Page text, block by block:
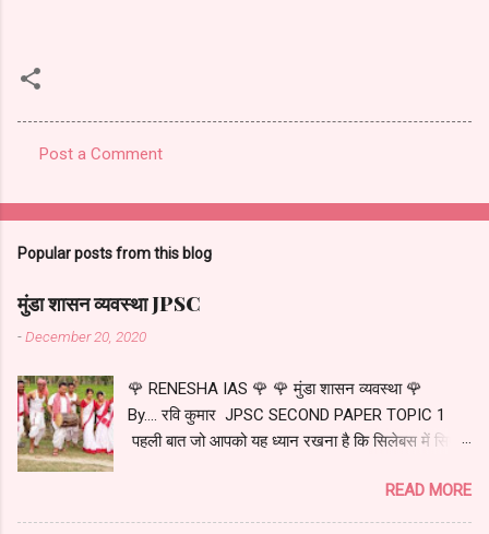
o
e
s
Post a Comment
Popular posts from this blog
मुंडा शासन व्यवस्था JPSC
-December 20, 2020
🌹 RENESHA IAS 🌹 🌹 मुंडा शासन व्यवस्था 🌹
By.... रवि कुमार JPSC SECOND PAPER TOPIC 1
पहली बात जो आपको यह ध्यान रखना है कि सिलेबस में सिर्फ
बारे में...... अधिकांश युटुब चैनल में जो वीडियो आपको मिलेंगे...
उसमें प्रशासन व्यवस्था के बारे में कम बताई जाती है और मुंडा
READ MORE